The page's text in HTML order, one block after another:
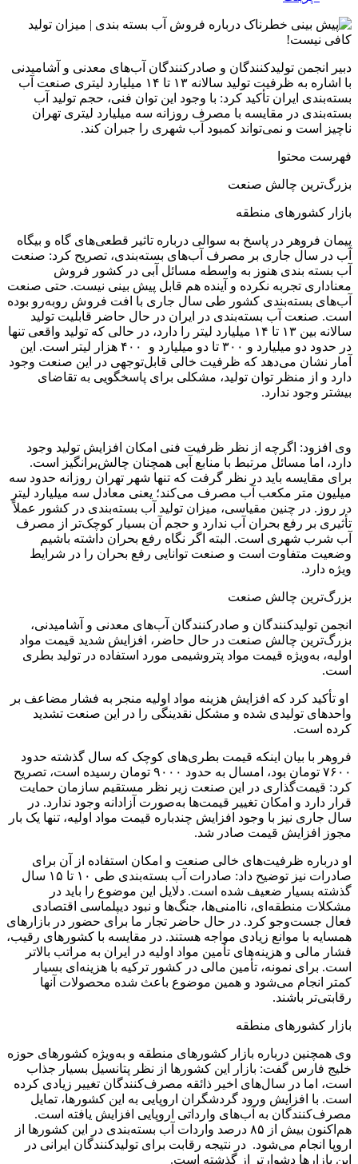
دبیر انجمن تولیدکنندگان و صادرکنندگان آب‌های معدنی و آشامیدنی
با اشاره به ظرفیت تولید سالانه ۱۳ تا ۱۴ میلیارد لیتری صنعت آب
بسته‌بندی ایران تأکید کرد: با وجود این توان فنی، حجم تولید آب
بسته‌بندی در مقایسه با مصرف روزانه سه میلیارد لیتری تهران
ناچیز است و نمی‌تواند کمبود آب شهری را جبران کند.
فهرست محتوا
بزرگ‌ترین چالش صنعت
بازار کشورهای منطقه
پیمان فروهر در پاسخ به سوالی درباره تاثیر قطعی‌های گاه و بیگاه
آب در سال جاری بر مصرف آب‌های بسته‌بندی، تصریح کرد: صنعت
آب بسته بندی هنوز به واسطه مسائل آبی در کشور فروش
معناداری تجربه نکرده و آینده هم قابل پیش بینی نیست. حتی صنعت
آب‌های بسته‌بندی کشور طی سال جاری با افت فروش روبه‌رو بوده
است. صنعت آب بسته‌بندی در ایران در حال حاضر قابلیت تولید
سالانه بین ۱۳ تا ۱۴ میلیارد لیتر را دارد، در حالی که تولید واقعی تنها
در حدود دو میلیارد و ۳۰۰ تا دو میلیارد و ۴۰۰ هزار لیتر است. این
آمار نشان می‌دهد که ظرفیت خالی قابل‌توجهی در این صنعت وجود
دارد و از منظر توان تولید، مشکلی برای پاسخگویی به تقاضای
بیشتر وجود ندارد.
وی افزود: اگرچه از نظر ظرفیت فنی امکان افزایش تولید وجود
دارد، اما مسائل مرتبط با منابع آبی همچنان چالش‌برانگیز است.
برای مقایسه باید در نظر گرفت که تنها شهر تهران روزانه حدود سه
میلیون متر مکعب آب مصرف می‌کند؛ یعنی معادل سه میلیارد لیتر
در روز. در چنین مقیاسی، میزان تولید آب بسته‌بندی در کشور عملاً
تأثیری بر رفع بحران آب ندارد و حجم آن بسیار کوچک‌تر از مصرف
آب شرب شهری است. البته اگر نگاه رفع بحران داشته باشیم
وضعیت متفاوت است و صنعت توانایی رفع بحران را در شرایط
ویژه دارد.
بزرگ‌ترین چالش صنعت
انجمن تولیدکنندگان و صادرکنندگان آب‌های معدنی و آشامیدنی،
بزرگ‌ترین چالش صنعت در حال حاضر، افزایش شدید قیمت مواد
اولیه، به‌ویژه قیمت مواد پتروشیمی مورد استفاده در تولید بطری
است.
او تأکید کرد که افزایش هزینه مواد اولیه منجر به فشار مضاعف بر
واحدهای تولیدی شده و مشکل نقدینگی را در این صنعت تشدید
کرده است.
فروهر با بیان اینکه قیمت بطری‌های کوچک که سال گذشته حدود
۷۶۰۰ تومان بود، امسال به حدود ۹۰۰۰ تومان رسیده است، تصریح
کرد: قیمت‌گذاری در این صنعت زیر نظر مستقیم سازمان حمایت
قرار دارد و امکان تغییر قیمت‌ها به‌صورت آزادانه وجود ندارد. در
سال جاری نیز با وجود افزایش چندباره قیمت مواد اولیه، تنها یک بار
مجوز افزایش قیمت صادر شد.
او درباره ظرفیت‌های خالی صنعت و امکان استفاده از آن برای
صادرات نیز توضیح داد: صادرات آب بسته‌بندی طی ۱۰ تا ۱۵ سال
گذشته بسیار ضعیف شده است. دلایل این موضوع را باید در
مشکلات منطقه‌ای، ناامنی‌ها، جنگ‌ها و نبود دیپلماسی اقتصادی
فعال جست‌وجو کرد. در حال حاضر تجار ما برای حضور در بازارهای
همسایه با موانع زیادی مواجه هستند. در مقایسه با کشورهای رقیب،
فشار مالی و هزینه‌های تأمین مواد اولیه در ایران به مراتب بالاتر
است. برای نمونه، تأمین مالی در کشور ترکیه با هزینه‌ای بسیار
کمتر انجام می‌شود و همین موضوع باعث شده محصولات آنها
رقابتی‌تر باشند.
بازار کشورهای منطقه
وی همچنین درباره بازار کشورهای منطقه و به‌ویژه کشورهای حوزه
خلیج فارس گفت: بازار این کشورها از نظر پتانسیل بسیار جذاب
است، اما در سال‌های اخیر ذائقه مصرف‌کنندگان تغییر زیادی کرده
است. با افزایش ورود گردشگران اروپایی به این کشورها، تمایل
مصرف‌کنندگان به آب‌های وارداتی اروپایی افزایش یافته است.
هم‌اکنون بیش از ۸۵ درصد واردات آب بسته‌بندی در این کشورها از
اروپا انجام می‌شود. در نتیجه رقابت برای تولیدکنندگان ایرانی در
این بازارها دشوارتر از گذشته است.